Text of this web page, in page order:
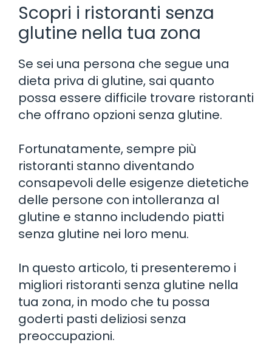
Scopri i ristoranti senza
glutine nella tua zona
Se sei una persona che segue una
dieta priva di glutine, sai quanto
possa essere difficile trovare ristoranti
che offrano opzioni senza glutine.
Fortunatamente, sempre più
ristoranti stanno diventando
consapevoli delle esigenze dietetiche
delle persone con intolleranza al
glutine e stanno includendo piatti
senza glutine nei loro menu.
In questo articolo, ti presenteremo i
migliori ristoranti senza glutine nella
tua zona, in modo che tu possa
goderti pasti deliziosi senza
preoccupazioni.